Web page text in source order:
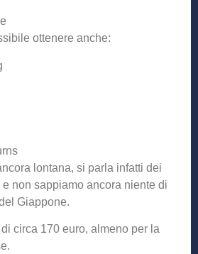
ottenere anche:
lontana, si parla infatti dei
non sappiamo ancora niente di
Giappone.
di circa 170 euro, almeno per la